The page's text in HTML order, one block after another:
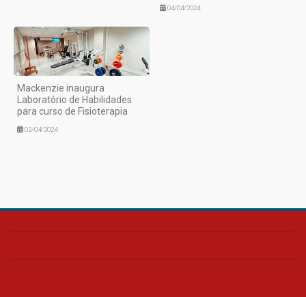
04/04/2024
Mackenzie inaugura
Laboratório de Habilidades
para curso de Fisioterapia
02/04/2024